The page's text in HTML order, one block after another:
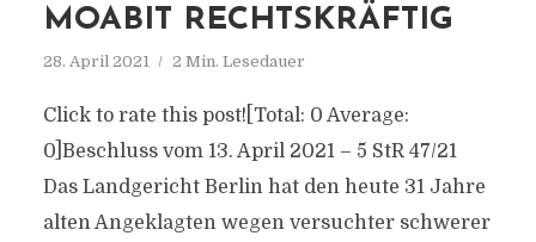
MOABIT RECHTSKRÄFTIG
28. April 2021 2 Min. Lesedauer
Click to rate this post![Total: 0 Average:
0]Beschluss vom 13. April 2021 – 5 StR 47/21
Das Landgericht Berlin hat den heute 31 Jahre
alten Angeklagten wegen versuchter schwerer